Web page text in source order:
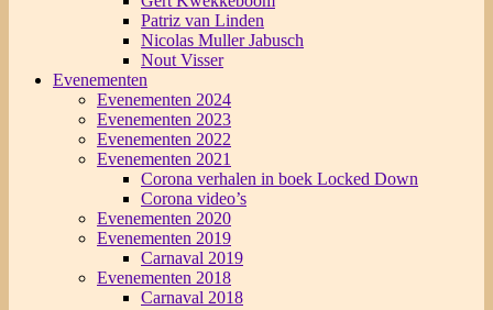
Patriz van Linden
Nicolas Muller Jabusch
Nout Visser
Evenementen
Evenementen 2024
Evenementen 2023
Evenementen 2022
Evenementen 2021
Corona verhalen in boek Locked Down
Corona video’s
Evenementen 2020
Evenementen 2019
Carnaval 2019
Evenementen 2018
Carnaval 2018